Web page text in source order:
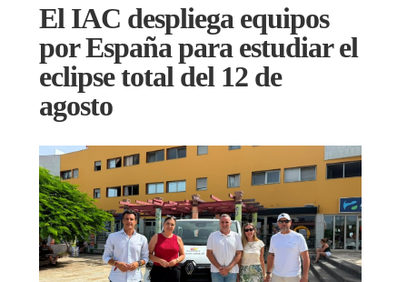
El IAC despliega equipos
por España para estudiar el
eclipse total del 12 de
agosto